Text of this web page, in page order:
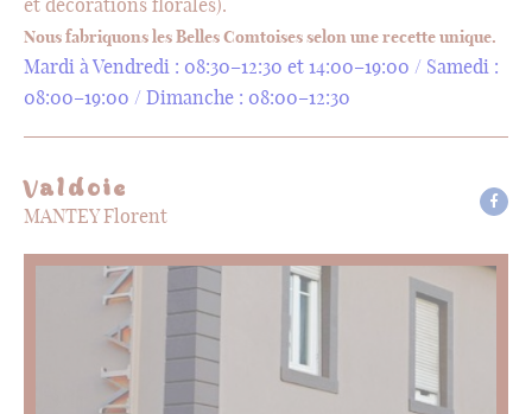
Nous fabriquons les Belles Comtoises selon une recette unique.
Mardi à Vendredi : 08:30–12:30 et 14:00–19:00 / Samedi :
08:00–19:00 / Dimanche : 08:00–12:30
Valdoie
MANTEY Florent